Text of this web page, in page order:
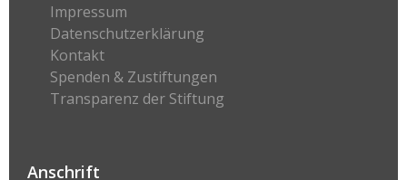
Impressum
Datenschutzerklärung
Kontakt
Spenden & Zustiftungen
Transparenz der Stiftung
Anschrift